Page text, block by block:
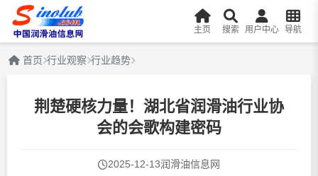
主页 搜索 用户中心 导航
首页 行业观察 行业趋势
荆楚硬核力量！湖北省润滑油行业协
会的会歌构建密码
2025-12-13润滑油信息网